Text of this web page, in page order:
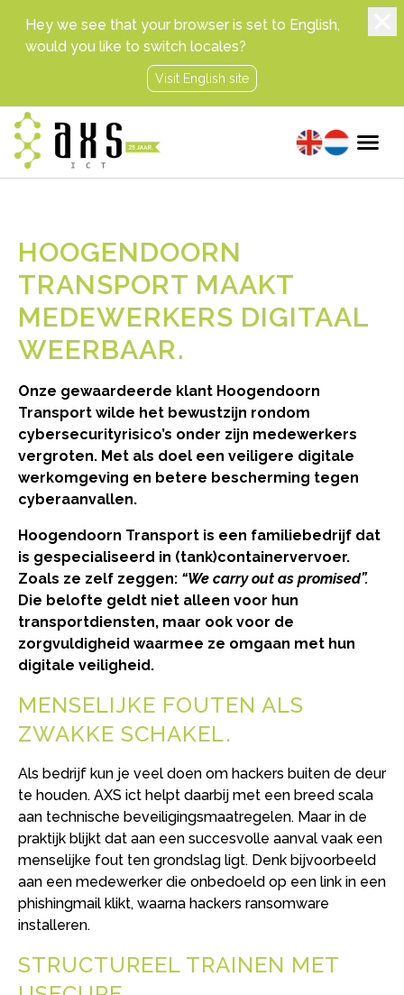
Hey we see that your browser is set to English,
would you like to switch locales?
Visit English site
HOOGENDOORN
TRANSPORT MAAKT
MEDEWERKERS DIGITAAL
WEERBAAR
Onze gewaardeerde klant Hoogendoorn
Transport wilde het bewustzijn rondom
cybersecurityrisico’s onder zijn medewerkers
vergroten. Met als doel een veiligere digitale
werkomgeving en betere bescherming tegen
cyberaanvallen.
Hoogendoorn Transport is een familiebedrijf dat
is gespecialiseerd in (tank)containervervoer.
Zoals ze zelf zeggen: “We carry out as promised”.
Die belofte geldt niet alleen voor hun
transportdiensten, maar ook voor de
zorgvuldigheid waarmee ze omgaan met hun
digitale veiligheid.
MENSELIJKE FOUTEN ALS
ZWAKKE SCHAKEL
Als bedrijf kun je veel doen om hackers buiten de deur
te houden. AXS ict helpt daarbij met een breed scala
aan technische beveiligingsmaatregelen. Maar in de
praktijk blijkt dat aan een succesvolle aanval vaak een
menselijke fout ten grondslag ligt. Denk bijvoorbeeld
aan een medewerker die onbedoeld op een link in een
phishingmail klikt, waarna hackers ransomware
installeren.
STRUCTUREEL TRAINEN MET